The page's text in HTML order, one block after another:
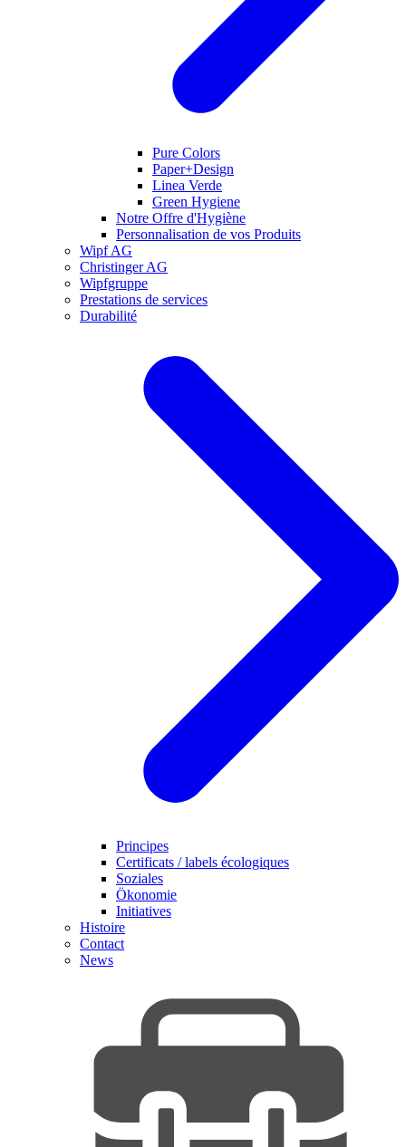
Pure Colors
Paper+Design
Linea Verde
Green Hygiene
Notre Offre d'Hygiène
Personnalisation de vos Produits
Wipf AG
Christinger AG
Wipfgruppe
Prestations de services
Durabilité
Principes
Certificats / labels écologiques
Soziales
Ökonomie
Initiatives
Histoire
Contact
News